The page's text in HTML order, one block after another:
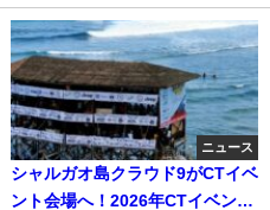
ニュース
シャルガオ島クラウド9がCTイベ
ント会場へ！2026年CTイベント